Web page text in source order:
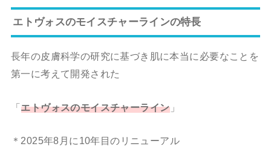
エトヴォスのモイスチャーラインの特長
長年の皮膚科学の研究に基づき肌に本当に必要なことを
第一に考えて開発された
「エトヴォスのモイスチャーライン」
＊2025年8月に10年目のリニューアル